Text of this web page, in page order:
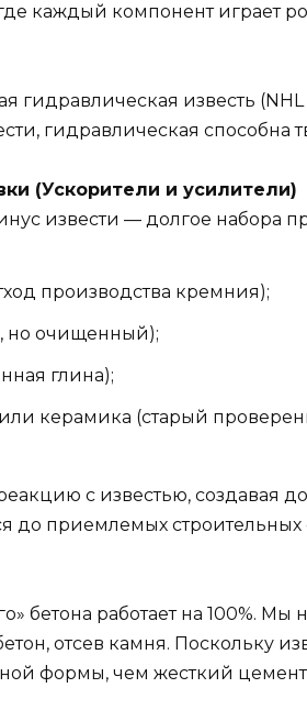
каждый компонент играет
гидравлическая известь
гидравлическая способна
(Ускорители и усилители)
извести — долгое набора
производства кремния);
но очищенный);
глина);
керамика (старый
с известью, создавая
до приемлемых строительных
бетона работает на 100%.
отсев камня. Поскольку
формы, чем жесткий